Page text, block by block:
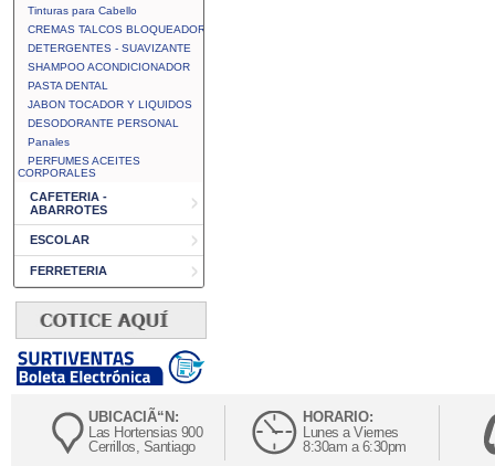
Tinturas para Cabello
CREMAS TALCOS BLOQUEADOR
DETERGENTES - SUAVIZANTE
SHAMPOO ACONDICIONADOR
PASTA DENTAL
JABON TOCADOR Y LIQUIDOS
DESODORANTE PERSONAL
Panales
PERFUMES ACEITES
CORPORALES
CAFETERIA -
ABARROTES
ESCOLAR
FERRETERIA
UBICACIÃ“N:
Las Hortensias 900
Cerrillos, Santiago
HORARIO:
Lunes a Viernes
8:30am a 6:30pm